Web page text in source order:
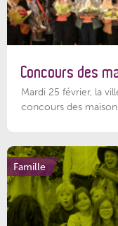
Concours des
Mardi 25 février, la
concours des
Famille